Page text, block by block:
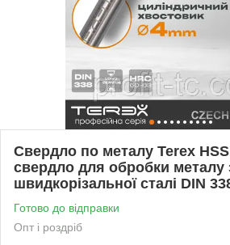
Свердло по металу Terex
свердло для обробки металу
швидкорізальної сталі DIN
Готово до відправки
Опт і роздріб